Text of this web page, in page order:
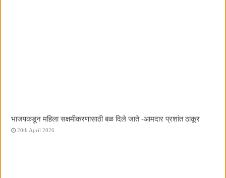
भाजपकडून महिला सक्षमीकरणासाठी बळ दिले जाते -आमदार प्रशांत ठाकूर
20th April 2026